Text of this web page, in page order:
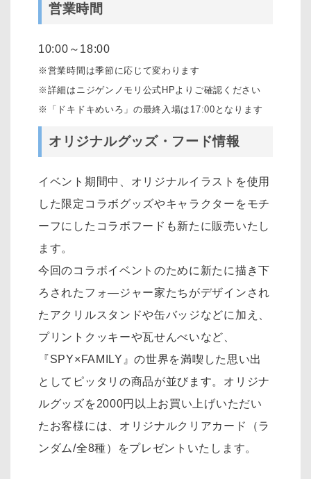
営業時間
10:00～18:00
※営業時間は季節に応じて変わります
※詳細はニジゲンノモリ公式HPよりご確認ください
※「ドキドキめいろ」の最終入場は17:00となります
オリジナルグッズ・フード情報
イベント期間中、オリジナルイラストを使用
した限定コラボグッズやキャラクターをモチ
ーフにしたコラボフードも新たに販売いたし
ます。
今回のコラボイベントのために新たに描き下
ろされたフォ―ジャー家たちがデザインされ
たアクリルスタンドや缶バッジなどに加え、
プリントクッキーや瓦せんべいなど、
『SPY×FAMILY』の世界を満喫した思い出
としてピッタリの商品が並びます。オリジナ
ルグッズを2000円以上お買い上げいただい
たお客様には、オリジナルクリアカード（ラ
ンダム/全8種）をプレゼントいたします。